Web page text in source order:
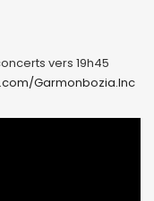
vers 19h45
Garmonbozia.Inc